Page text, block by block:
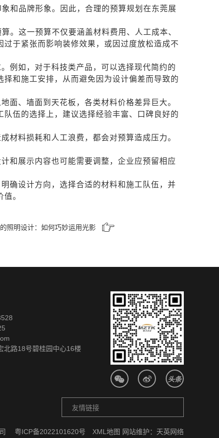
和品牌形象。因此，合理的预算规划在东莞展
。这一预算不仅要涵盖材料费用、人工成本、
于紧张而影响装修效果，或因过度放松造成不
例如，对于科技类产品，可以选择现代简约的
和施工安排，从而避免因为设计偏差而导致的
面、墙面到天花板，各类材料价格差异巨大。
伍的选择上，建议选择经验丰富、口碑良好的
材料损耗和人工浪费，都会对预算造成压力。
和展示内容也可能需要调整，企业应预留相应
确设计方向，选择合适的材料和施工队伍，并
。
照明设计：如何巧妙运用光影
北路18号碧桂园中心16楼
友情链接
百度
东莞展厅设计公司
司 粤ICP备2022101620号 XML地图 网站维护： 天英网络